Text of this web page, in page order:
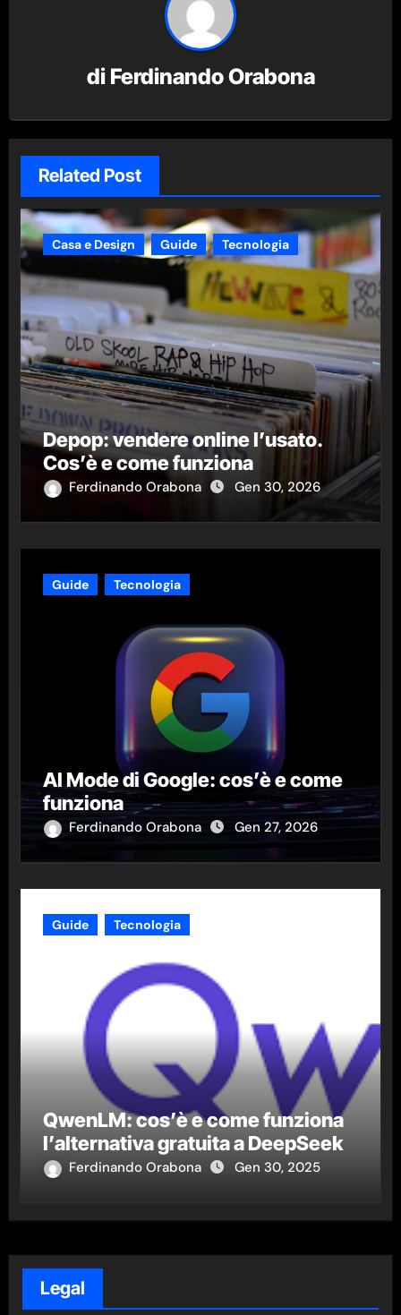
di Ferdinando Orabona
Related Post
Casa e Design Guide Tecnologia
Depop: vendere online l’usato.
Cos’è e come funziona
Ferdinando Orabona Gen 30, 2026
Guide Tecnologia
AI Mode di Google: cos’è e come
funziona
Ferdinando Orabona Gen 27, 2026
Guide Tecnologia
QwenLM: cos’è e come funziona
l’alternativa gratuita a DeepSeek
Ferdinando Orabona Gen 30, 2025
Legal